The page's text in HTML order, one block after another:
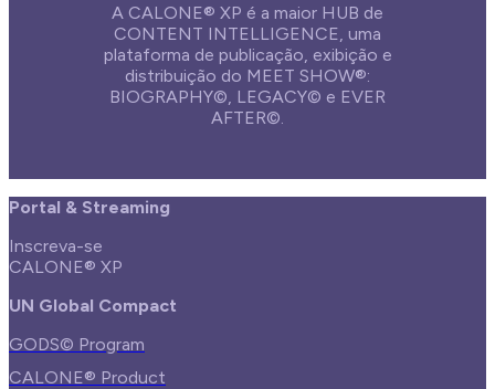
A CALONE® XP é a maior HUB de
CONTENT INTELLIGENCE, uma
plataforma de publicação, exibição e
distribuição do MEET SHOW®:
BIOGRAPHY©, LEGACY© e EVER
AFTER©.
Portal & Streaming
Inscreva-se
CALONE® XP
UN Global Compact
GODS© Program
CALONE® Product